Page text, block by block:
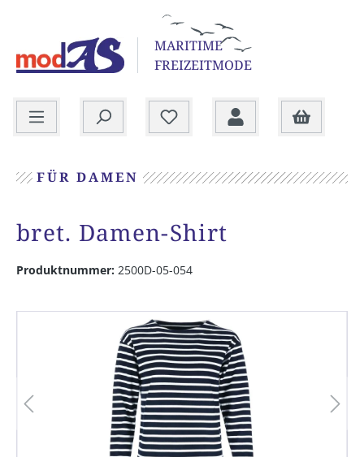
MARITIME
FREIZEITMODE
FÜR DAMEN
bret. Damen-Shirt
Produktnummer: 2500D-05-054
Bildergalerie überspringen